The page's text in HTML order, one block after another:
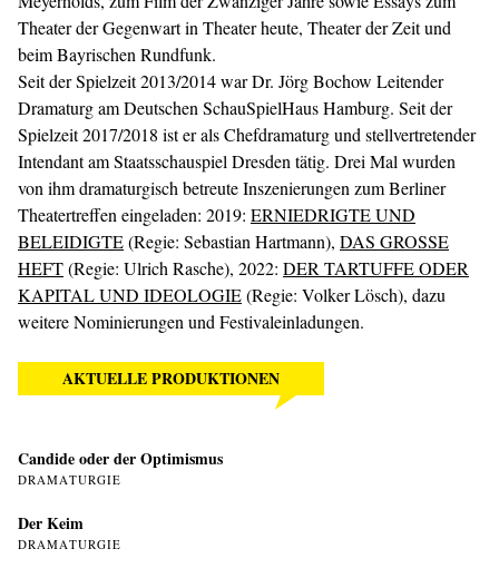
Theater der Gegenwart in Theater heute, Theater der Zeit und
beim Bayrischen Rundfunk.
Seit der Spielzeit 2013/2014 war Dr. Jörg Bochow Leitender
Dramaturg am Deutschen SchauSpielHaus Hamburg. Seit der
Spielzeit 2017/2018 ist er als Chefdramaturg und stellvertretender
Intendant am Staatsschauspiel Dresden tätig. Drei Mal wurden
von ihm dramaturgisch betreute Inszenierungen zum Berliner
Theatertreffen eingeladen: 2019: ERNIEDRIGTE UND
BELEIDIGTE(Regie: Sebastian Hartmann), DAS GROSSE
HEFT(Regie: Ulrich Rasche), 2022: DER TARTUFFE ODER
KAPITAL UND IDEOLOGIE(Regie: Volker Lösch), dazu
weitere Nominierungen und Festivaleinladungen.
AKTUELLE PRODUKTIONEN
Candide oder der Optimismus
DRAMATURGIE
Der Keim
DRAMATURGIE